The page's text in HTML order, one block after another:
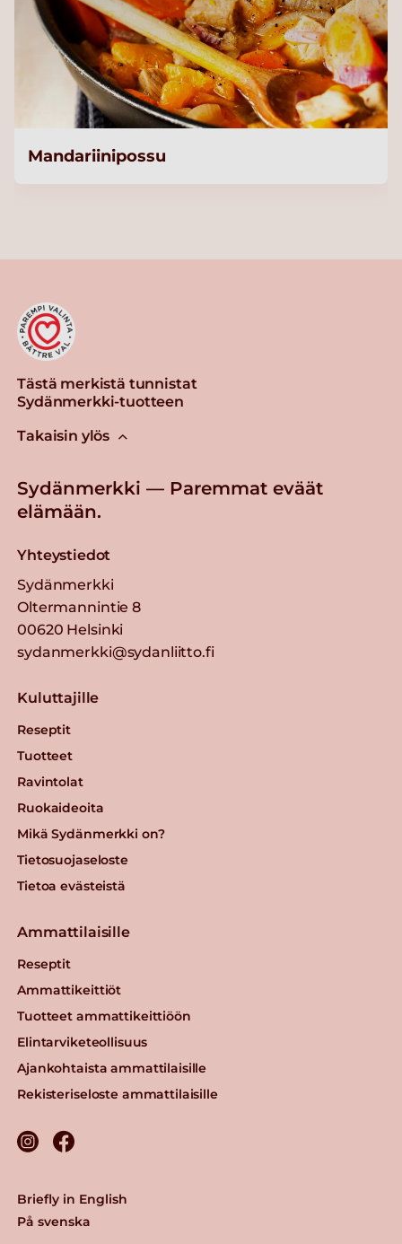
Mandariinipossu
Tästä merkistä tunnistat
Sydänmerkki-tuotteen
Takaisin ylös
Sydänmerkki — Paremmat eväät
elämään.
Yhteystiedot
Sydänmerkki
Oltermannintie 8
00620 Helsinki
sydanmerkki@sydanliitto.fi
Kuluttajille
Reseptit
Tuotteet
Ravintolat
Ruokaideoita
Mikä Sydänmerkki on?
Tietosuojaseloste
Tietoa evästeistä
Ammattilaisille
Reseptit
Ammattikeittiöt
Tuotteet ammattikeittiöön
Elintarviketeollisuus
Ajankohtaista ammattilaisille
Rekisteriseloste ammattilaisille
Briefly in English
På svenska